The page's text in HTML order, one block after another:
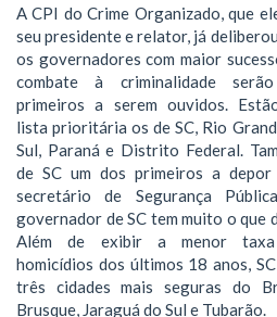
A CPI do Crime Organizado, que
seu presidente e relator, já
os governadores com maior
combate à criminalidade
primeiros a serem ouvidos.
lista prioritária os de SC, Rio
Sul, Paraná e Distrito Federal.
de SC um dos primeiros a
secretário de Segurança
governador de SC tem muito o que
Além de exibir a menor
homicídios dos últimos 18 anos,
três cidades mais seguras do
Brusque, Jaraguá do Sul e Tubarão.